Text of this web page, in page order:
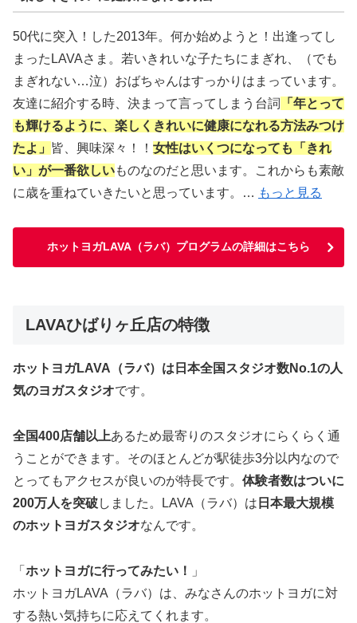
50代に突入！した2013年。何か始めようと！出逢ってし
まったLAVAさま。若いきれいな子たちにまぎれ、（でも
まぎれない…泣）おばちゃんはすっかりはまっています。
友達に紹介する時、決まって言ってしまう台詞
「年とって
も輝けるように、楽しくきれいに健康になれる方法みつけ
たよ」 皆、興味深々！！ 女性はいくつになっても「きれ
い」が一番欲しいものなのだと思います。これからも素敵
に歳を重ねていきたいと思っています。… もっと見る
ホットヨガLAVA（ラバ）プログラムの詳細はこちら
LAVAひばりヶ丘店の特徴
ホットヨガLAVA（ラバ）は日本全国スタジオ数No.1の人
気のヨガスタジオです。
全国400店舗以上あるため最寄りのスタジオにらくらく通
うことができます。そのほとんどが駅徒歩3分以内なので
とってもアクセスが良いのが特長です。 体験者数はついに
200万人を突破しました。LAVA（ラバ）は 日本最大規模
のホットヨガスタジオなんです。
「 ホットヨガに行ってみたい！
」
ホットヨガLAVA（ラバ）は、みなさんのホットヨガに対
する熱い気持ちに応えてくれます。